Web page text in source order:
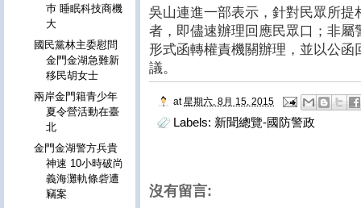
吳山連進一部表示，針對民眾所
者，即儘速辦理回應民眾口；非
形式函轉權責機關辦理，並以公
議。
at 星期六, 8月 15, 2015
Labels: 新聞總覽-國防警政
沒有留言:
巿 睡眠科技商機
大
國民黨林主委慰問
金門金湖急難新
移民胡女士
兩岸金門籍青少年
夏令營活動在臺
北
金門金湖警方兵貴
神速 10小時破尚
義海灘軌條砦遭
竊案